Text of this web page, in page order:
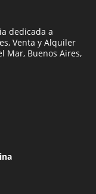
dedicada a
Venta y Alquiler
Mar, Buenos Aires,